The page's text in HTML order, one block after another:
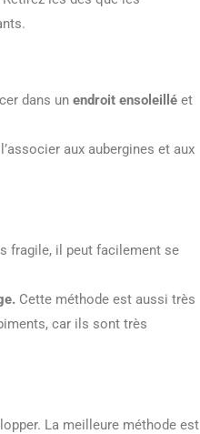
dans un endroit ensoleillé et
aux aubergines et aux
fragile, il peut facilement se
Cette méthode est aussi très
car ils sont très
La meilleure méthode est